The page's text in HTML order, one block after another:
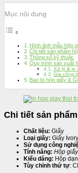
Mục nội dung
Hình ảnh mẫu hộp
Chi tiết sản phẩm
Thông số kỹ thuật:
Quy trình sản xuất
Xử lý & in
Gia công
Bao bì hộp giấy &
Chi tiết sản
Chất liệu: Giấy
Loại giấy: Giấy
Sử dụng công
Tính năng: Hộp
Kiểu dáng: Hộp
Tùy chỉnh thứ tự: